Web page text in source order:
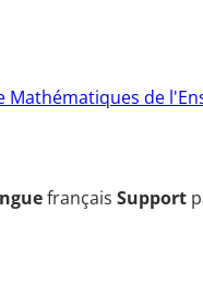
de
français Support